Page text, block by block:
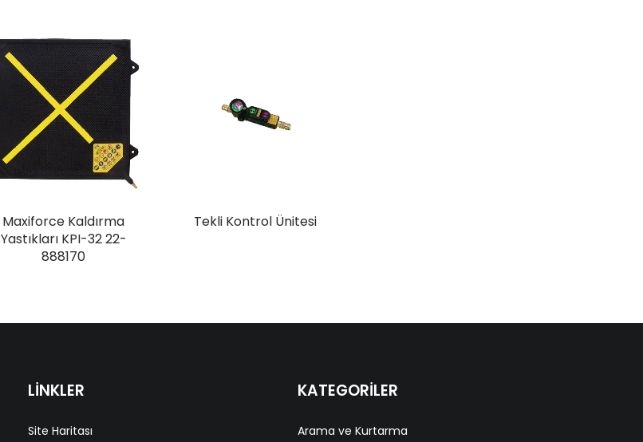
Maxiforce Kaldırma
Yastıkları KPI-32 22-
888170
Tekli Kontrol Ünitesi
LİNKLER
Site Haritası
KATEGORİLER
Arama ve Kurtarma